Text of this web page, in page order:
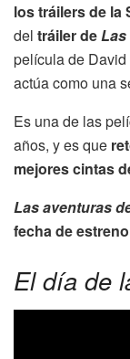
los tráilers de la
del tráiler de
película de
actúa como una
Es una de las
años, y es que
mejores cintas
Las aventuras
fecha de
El día de